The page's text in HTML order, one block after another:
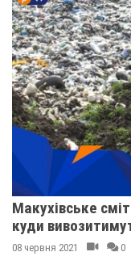
Макухівське
куди
08 червня 2021 0